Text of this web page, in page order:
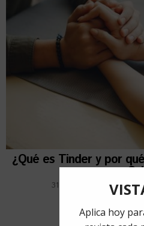
¿Qué es Tinder y por
en
31 mayo, 2019 por